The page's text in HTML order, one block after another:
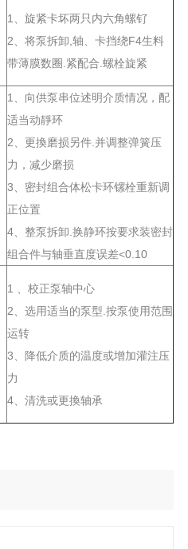
1、旋紧卡坏两只内六角螺钌
2、将泵拆卸,轴、卡挡绕F4生料
带薄膜数圈.紧配合.螺栓旋紧
1、向供泵串位述明介质情况，配
适当动靜环
2、更換磨损另件.并调整弹簧压
力，减少磨损
3、密封组合体松卡环镙栓重新调
正位置
4、整泵拆卸.换静环按要求装密封
组合件与轴垂直度误差<0.10
1 、校正泵轴中心
2、选用适当的泵型.按泵使用范围
运转
3、降低介质的温度或增加灌注压
力
4、清洗或更換轴承